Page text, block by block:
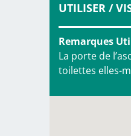
UTILISER /
Remarques
La porte de
toilettes elles-